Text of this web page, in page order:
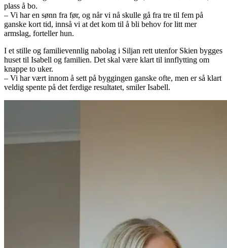
plass å bo.
– Vi har en sønn fra før, og når vi nå skulle gå fra tre til fem på
ganske kort tid, innså vi at det kom til å bli behov for litt mer
armslag, forteller hun.
I et stille og familievennlig nabolag i Siljan rett utenfor Skien bygges
huset til Isabell og familien. Det skal være klart til innflytting om
knappe to uker.
– Vi har vært innom å sett på byggingen ganske ofte, men er så klart
veldig spente på det ferdige resultatet, smiler Isabell.